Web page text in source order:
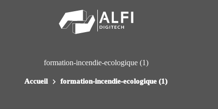
formation-incendie-ecologique (1)
Accueil formation-incendie-ecologique (1)